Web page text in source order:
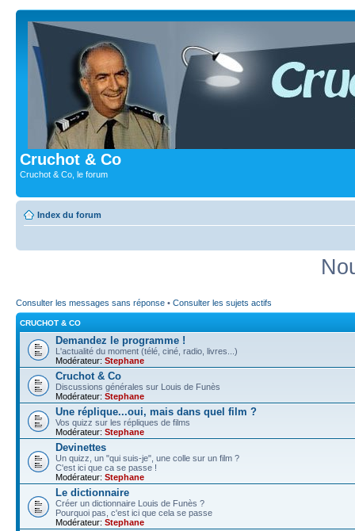
Cruchot & Co
Cruchot & Co, le forum
Index du forum
Consulter les messages sans réponse • Consulter les sujets actifs
CRUCHOT & CO
Demandez le programme !
L'actualité du moment (télé, ciné, radio, livres...)
Modérateur: Stephane
Cruchot & Co
Discussions générales sur Louis de Funès
Modérateur: Stephane
Une réplique...oui, mais dans quel film ?
Vos quizz sur les répliques de films
Modérateur: Stephane
Devinettes
Un quizz, un "qui suis-je", une colle sur un film ?
C'est ici que ca se passe !
Modérateur: Stephane
Le dictionnaire
Créer un dictionnaire Louis de Funès ?
Pourquoi pas, c'est ici que cela se passe
Modérateur: Stephane